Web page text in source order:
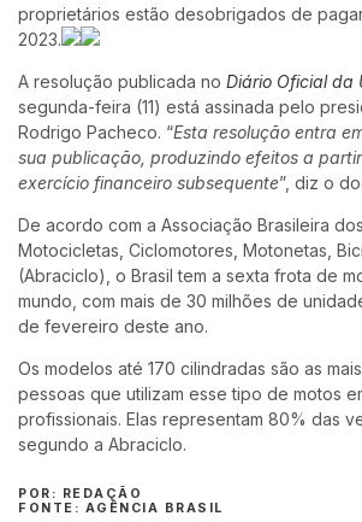
proprietários estão desobrigados de
2023.
A resolução publicada no Diário Oficial da
segunda-feira (11) está assinada pelo
Rodrigo Pacheco. “Esta resolução entra
sua publicação, produzindo efeitos a
exercício financeiro subsequente”, diz o
De acordo com a Associação Brasileira
Motocicletas, Ciclomotores, Motonetas,
(Abraciclo), o Brasil tem a sexta frota de
mundo, com mais de 30 milhões de
de fevereiro deste ano.
Os modelos até 170 cilindradas são as
pessoas que utilizam esse tipo de motos
profissionais. Elas representam 80% das
segundo a Abraciclo.
POR: REDAÇÃO
FONTE: AGÊNCIA BRASIL